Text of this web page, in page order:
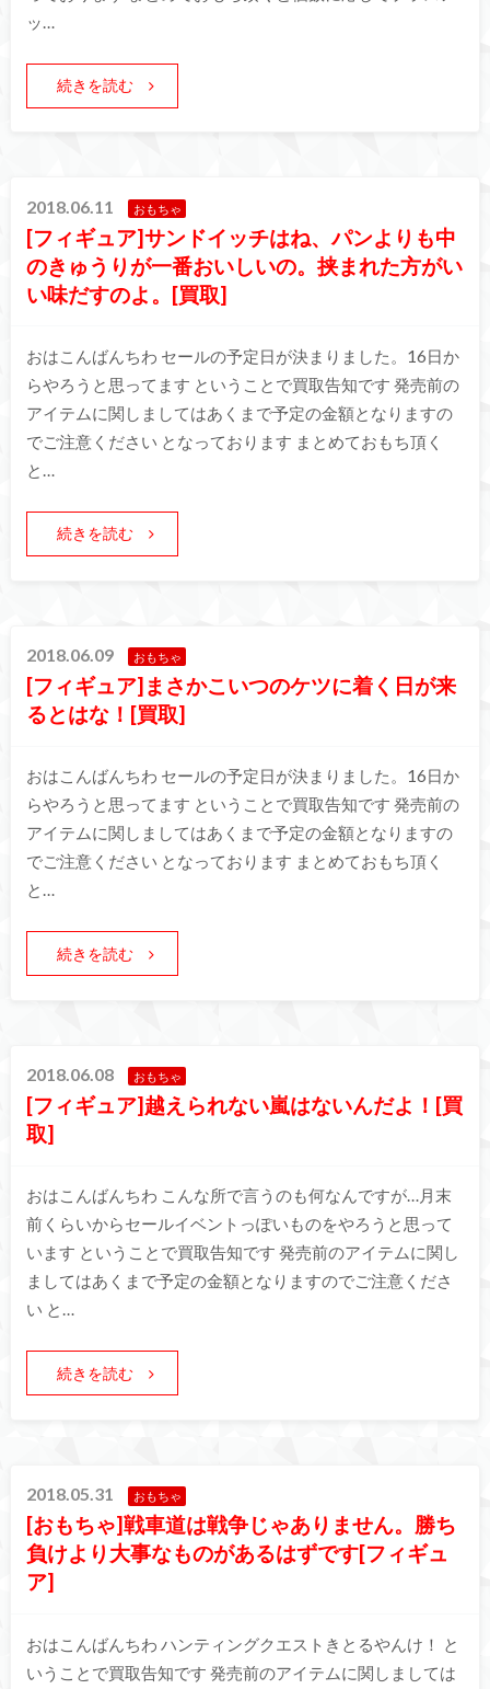
ッ…
続きを読む
2018.06.11 おもちゃ
[フィギュア]サンドイッチはね、パンよりも中
のきゅうりが一番おいしいの。挟まれた方がい
い味だすのよ。[買取]
おはこんばんちわ セールの予定日が決まりました。16日か
らやろうと思ってます ということで買取告知です 発売前の
アイテムに関しましてはあくまで予定の金額となりますの
でご注意ください となっております まとめておもち頂く
と…
続きを読む
2018.06.09 おもちゃ
[フィギュア]まさかこいつのケツに着く日が来
るとはな！[買取]
おはこんばんちわ セールの予定日が決まりました。16日か
らやろうと思ってます ということで買取告知です 発売前の
アイテムに関しましてはあくまで予定の金額となりますの
でご注意ください となっております まとめておもち頂く
と…
続きを読む
2018.06.08 おもちゃ
[フィギュア]越えられない嵐はないんだよ！[買
取]
おはこんばんちわ こんな所で言うのも何なんですが…月末
前くらいからセールイベントっぽいものをやろうと思って
います ということで買取告知です 発売前のアイテムに関し
ましてはあくまで予定の金額となりますのでご注意くださ
い と…
続きを読む
2018.05.31 おもちゃ
[おもちゃ]戦車道は戦争じゃありません。勝ち
負けより大事なものがあるはずです[フィギュ
ア]
おはこんばんちわ ハンティングクエストきとるやんけ！ と
いうことで買取告知です 発売前のアイテムに関しましては